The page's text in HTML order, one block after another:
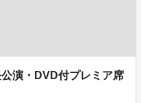
演・DVD付プレミア席